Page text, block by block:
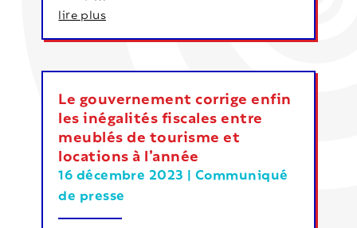
lire plus
Le gouvernement corrige enfin
les inégalités fiscales entre
meublés de tourisme et
locations à l’année
16 décembre 2023 | Communiqué
de presse